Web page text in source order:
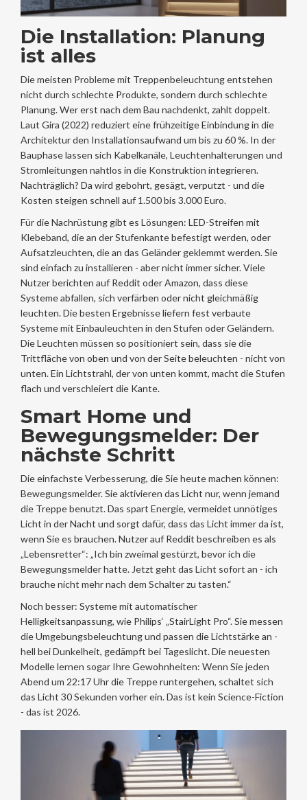
Die Installation: Planung
ist alles
Die meisten Probleme mit Treppenbeleuchtung entstehen
nicht durch schlechte Produkte, sondern durch schlechte
Planung. Wer erst nach dem Bau nachdenkt, zahlt doppelt.
Laut Gira (2022) reduziert eine frühzeitige Einbindung in die
Architektur den Installationsaufwand um bis zu 60 %. In der
Bauphase lassen sich Kabelkanäle, Leuchtenhalterungen und
Stromleitungen nahtlos in die Konstruktion integrieren.
Nachträglich? Da wird gebohrt, gesägt, verputzt - und die
Kosten steigen schnell auf 1.500 bis 3.000 Euro.
Für die Nachrüstung gibt es Lösungen: LED-Streifen mit
Klebeband, die an der Stufenkante befestigt werden, oder
Aufsatzleuchten, die an das Geländer geklemmt werden. Sie
sind einfach zu installieren - aber nicht immer sicher. Viele
Nutzer berichten auf Reddit oder Amazon, dass diese
Systeme abfallen, sich verfärben oder nicht gleichmäßig
leuchten. Die besten Ergebnisse liefern fest verbaute
Systeme mit Einbauleuchten in den Stufen oder Geländern.
Die Leuchten müssen so positioniert sein, dass sie die
Trittfläche von oben und von der Seite beleuchten - nicht von
unten. Ein Lichtstrahl, der von unten kommt, macht die Stufen
flach und verschleiert die Kante.
Smart Home und
Bewegungsmelder: Der
nächste Schritt
Die einfachste Verbesserung, die Sie heute machen können:
Bewegungsmelder. Sie aktivieren das Licht nur, wenn jemand
die Treppe benutzt. Das spart Energie, vermeidet unnötiges
Licht in der Nacht und sorgt dafür, dass das Licht immer da ist,
wenn Sie es brauchen. Nutzer auf Reddit beschreiben es als
„Lebensretter“: „Ich bin zweimal gestürzt, bevor ich die
Bewegungsmelder hatte. Jetzt geht das Licht sofort an - ich
brauche nicht mehr nach dem Schalter zu tasten.“
Noch besser: Systeme mit automatischer
Helligkeitsanpassung, wie Philips‘ „StairLight Pro“. Sie messen
die Umgebungsbeleuchtung und passen die Lichtstärke an -
hell bei Dunkelheit, gedämpft bei Tageslicht. Die neuesten
Modelle lernen sogar Ihre Gewohnheiten: Wenn Sie jeden
Abend um 22:17 Uhr die Treppe runtergehen, schaltet sich
das Licht 30 Sekunden vorher ein. Das ist kein Science-Fiction
- das ist 2026.